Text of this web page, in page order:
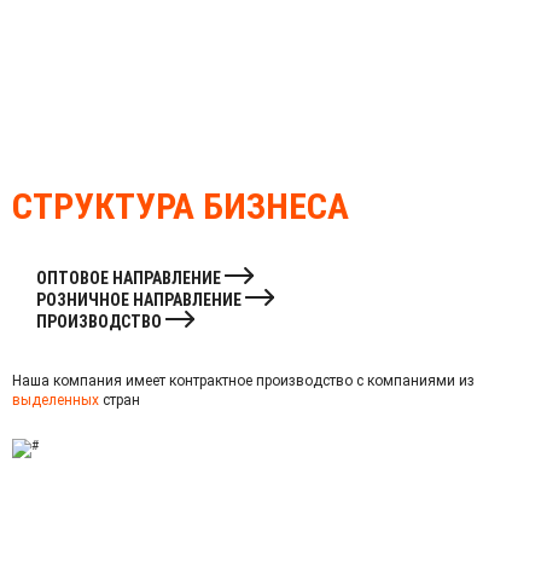
СТРУКТУРА БИЗНЕСА
ОПТОВОЕ НАПРАВЛЕНИЕ
РОЗНИЧНОЕ НАПРАВЛЕНИЕ
ПРОИЗВОДСТВО
Наша компания имеет контрактное производство с компаниями из
выделенных стран